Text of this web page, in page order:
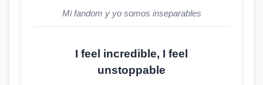
Mi fandom y yo somos inseparables
I feel incredible, I feel
unstoppable